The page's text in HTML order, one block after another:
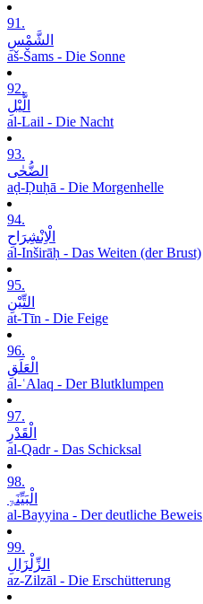
91.
الشَّمْسِ
aš-Šams - Die Sonne
92.
الَّیْلِ
al-Lail - Die Nacht
93.
الضُّحٰی
aḍ-Ḍuḥā - Die Morgenhelle
94.
الْاِنْشِرَاحِ
al-Inširāḥ - Das Weiten (der Brust)
95.
التِّیْنِ
at-Tīn - Die Feige
96.
الْعَلَقِ
al-ʿAlaq - Der Blutklumpen
97.
الْقَدْرِ
al-Qadr - Das Schicksal
98.
الْبَیِّنَۃِ
al-Bayyina - Der deutliche Beweis
99.
الزِّلْزَالِ
az-Zilzāl - Die Erschütterung